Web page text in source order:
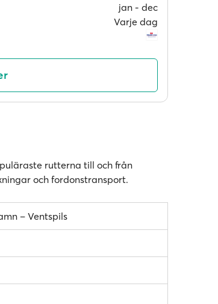
jan ‐ dec
Varje dag
rutterna till och från
och fordonstransport.
– Ventspils